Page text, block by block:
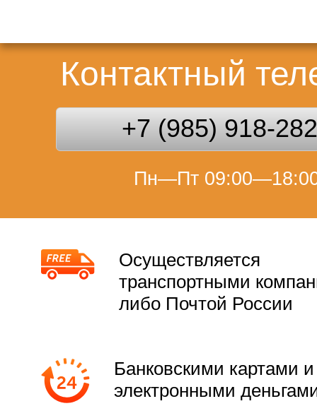
Контактный
+7 (985) 918-
Пн—Пт
Осуществляется
транспортными
либо Почтой России
Банковскими картами и
электронными